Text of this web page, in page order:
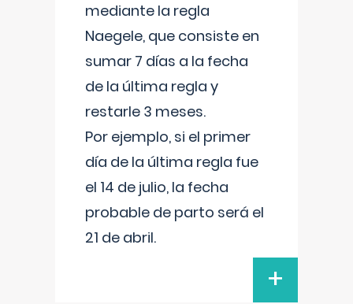
mediante la regla
Naegele, que consiste en
sumar 7 días a la fecha
de la última regla y
restarle 3 meses.
Por ejemplo, si el primer
día de la última regla fue
el 14 de julio, la fecha
probable de parto será el
21 de abril.
+